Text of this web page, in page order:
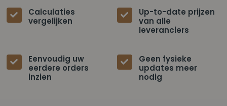
Calculaties
vergelijken
Up-to-date prijzen
van alle
leveranciers
Eenvoudig uw
eerdere orders
inzien
Geen fysieke
updates meer
nodig